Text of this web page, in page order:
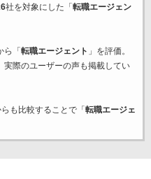
社を対象にした「 転職エージェン
ら「 転職エージェント 」を評価。
実際のユーザーの声も掲載してい
も比較することで「 転職エージェ